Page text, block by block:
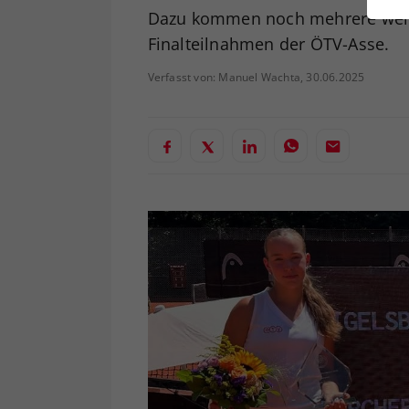
Dazu kommen noch mehrere
Finalteilnahmen der ÖTV-Asse.
Verfasst von: Manuel Wachta, 30.06.2025